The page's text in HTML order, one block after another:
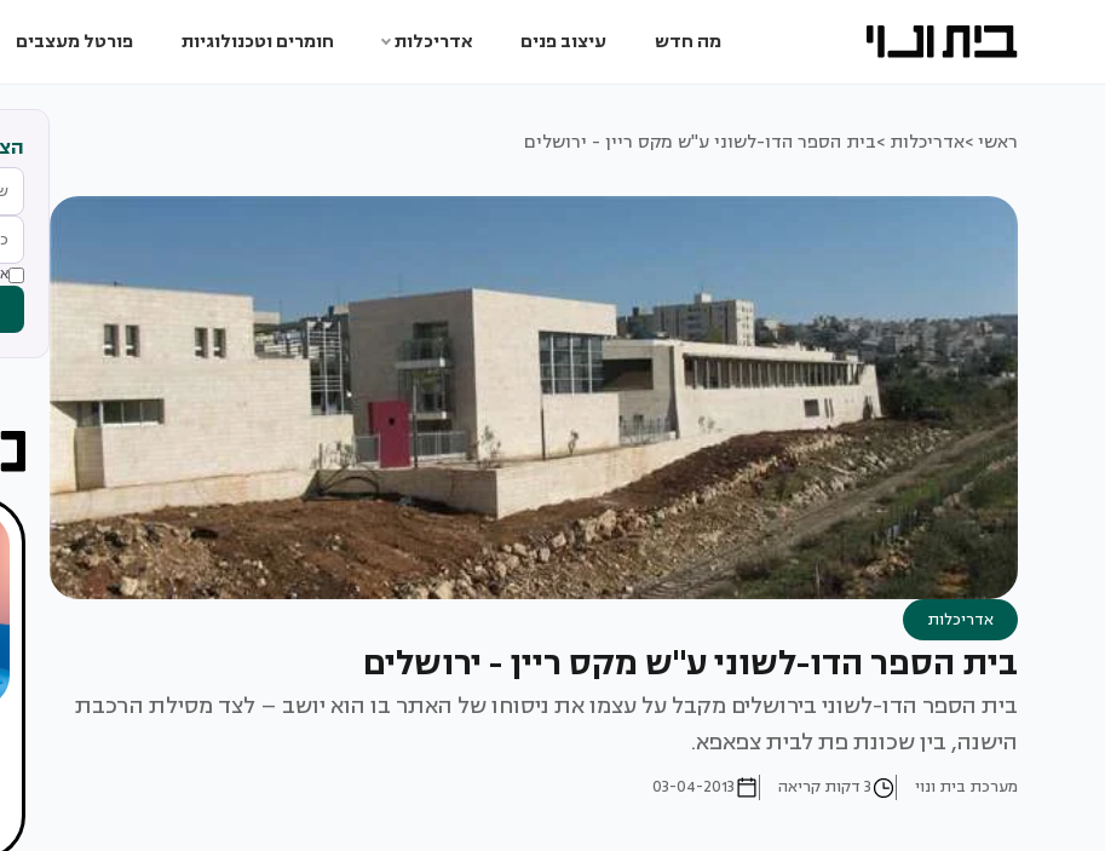
מה חדש עיצוב פנים אדריכלות חומרים וטכנולוגיות פורטל מעצבים
ראשי >אדריכלות >בית הספר הדו-לשוני ע"ש מקס ריין - ירושלים
אדריכלות
בית הספר הדו-לשוני ע"ש מקס ריין - ירושלים
בית הספר הדו-לשוני בירושלים מקבל על עצמו את ניסוחו של האתר בו הוא יושב – לצד מסילת הרכבת
הישנה, בין שכונת פת לבית צפאפא.
מערכת בית ונוי 3 דקות קריאה 03-04-2013